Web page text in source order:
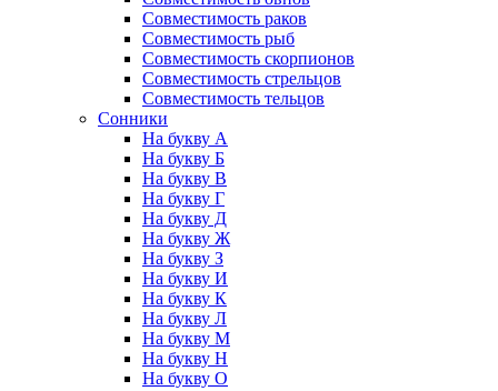
Совместимость раков
Совместимость рыб
Совместимость скорпионов
Совместимость стрельцов
Совместимость тельцов
Сонники
На букву А
На букву Б
На букву В
На букву Г
На букву Д
На букву Ж
На букву З
На букву И
На букву К
На букву Л
На букву М
На букву Н
На букву О